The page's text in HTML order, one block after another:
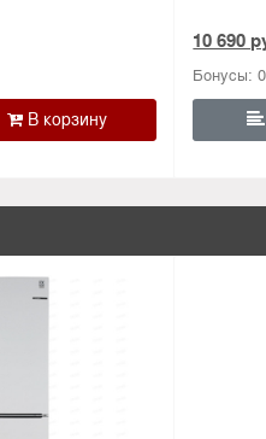
10 690
Бонусы: 0
